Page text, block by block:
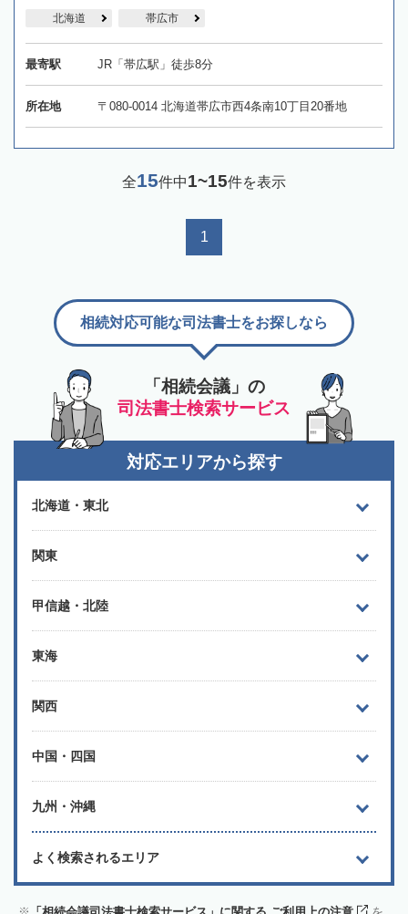
北海道 帯広市
最寄駅 JR「帯広駅」徒歩8分
所在地 〒080-0014 北海道帯広市西4条南10丁目20番地
全15件中1~15件を表示
1
「相続会議」の
司法書士検索サービス
相続対応可能な司法書士をお探しなら
対応エリアから探す
北海道・東北
関東
甲信越・北陸
東海
関西
中国・四国
九州・沖縄
よく検索されるエリア